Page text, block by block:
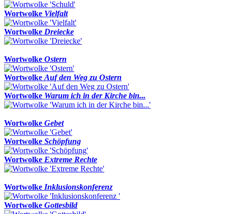
Wortwolke Vielfalt
Wortwolke Dreiecke
Wortwolke Ostern
Wortwolke Auf den Weg zu Ostern
Wortwolke Warum ich in der Kirche bin...
Wortwolke Gebet
Wortwolke Schöpfung
Wortwolke Extreme Rechte
Wortwolke Inklusionskonferenz
Wortwolke Gottesbild